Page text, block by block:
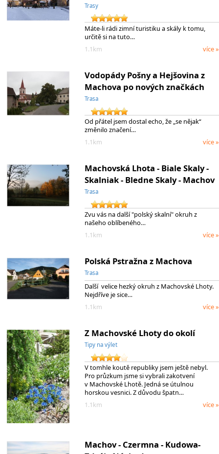
Trasy
Máte-li rádi zimní turistiku a skály k tomu,
určitě si na tuto…
1.1km
více »
Vodopády Pošny a Hejšovina z
Machova po nových značkách
Trasa
Od přátel jsem dostal echo, že „se nějak“
změnilo značení…
1.1km
více »
Machovská Lhota - Biale Skaly -
Skalniak - Bledne Skaly - Machov
Trasa
Zvu vás na další "polský skalní" okruh z
našeho oblíbeného…
1.1km
více »
Polská Pstražna z Machova
Trasa
Další velice hezký okruh z Machovské Lhoty.
Nejdříve je sice…
1.1km
více »
Z Machovské Lhoty do okolí
Tipy na výlet
V tomhle koutě republiky jsem ještě nebyl.
Pro průzkum jsme si vybrali zakotvení
v Machovské Lhotě. Jedná se útulnou
horskou vesnici. Z důvodu špatn…
1.1km
více »
Machov - Czermna - Kudowa-